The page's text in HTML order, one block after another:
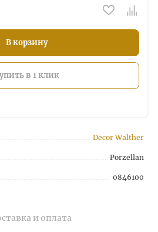
В корзину
в 1 клик
Decor Walther
Porzellan
0846100
и оплата